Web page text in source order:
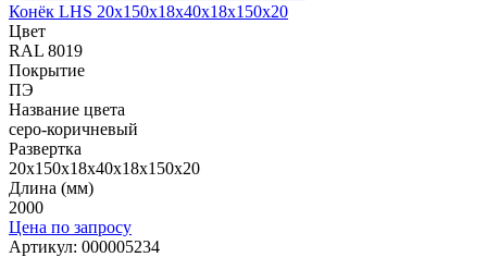
Конёк LHS 20х150х18х40х18х150x20
Цвет
RAL 8019
Покрытие
ПЭ
Название цвета
серо-коричневый
Развертка
20х150х18х40х18х150x20
Длина (мм)
2000
Цена по запросу
Артикул: 000005234